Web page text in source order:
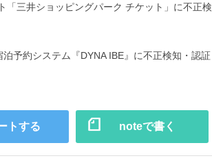
「三井ショッピングパーク チケット」に不正検
予約システム『DYNA IBE』に不正検知・認証
トする noteで書く